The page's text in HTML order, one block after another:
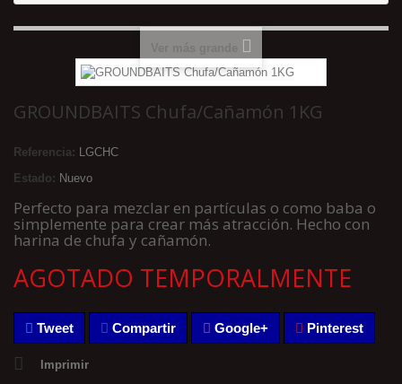
GROUNDBAITS Chufa/Cañamón 1KG
Referencia: LGCHC
Estado: Nuevo
Perfecto para mezclar en partículas o como baba o
simplemente para crear más atracción. Hecho con
harina de chufa y cañamón.
AGOTADO TEMPORALMENTE
Tweet Compartir Google+ Pinterest
Imprimir